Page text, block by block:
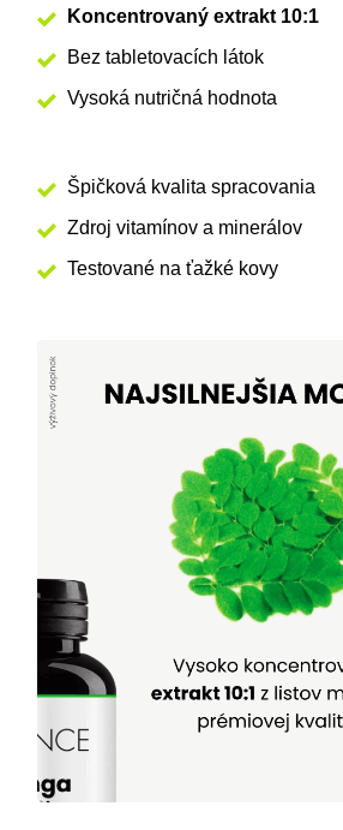
Koncentrovaný extrakt 10:1
Bez tabletovacích látok
Vysoká nutričná hodnota
Špičková kvalita spracovania
Zdroj vitamínov a minerálov
Testované na ťažké kovy